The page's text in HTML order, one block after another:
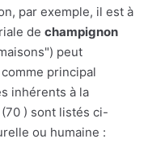
par exemple, il est à
de champignon
peut
principal
inhérents à la
) sont listés ci-
ou humaine :